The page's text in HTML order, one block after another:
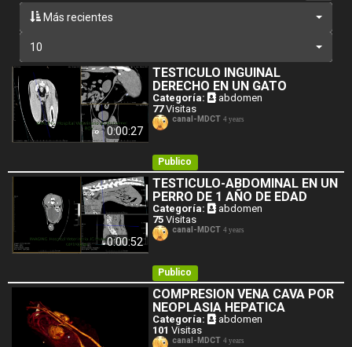
Más recientes
10
0:00:27
TESTICULO INGUINAL
DERECHO EN UN GATO
Categoría:
abdomen
77Visitas
canal-MDCT 4 years
Publico
0:00:52
TESTICULO-ABDOMINAL EN UN
PERRO DE 1 AÑO DE EDAD
Categoría:
abdomen
75 Visitas
canal-MDCT 4 years
Publico
COMPRESION VENA CAVA POR
NEOPLASIA HEPATICA
Categoría:
abdomen
101 Visitas
canal-MDCT 4 years